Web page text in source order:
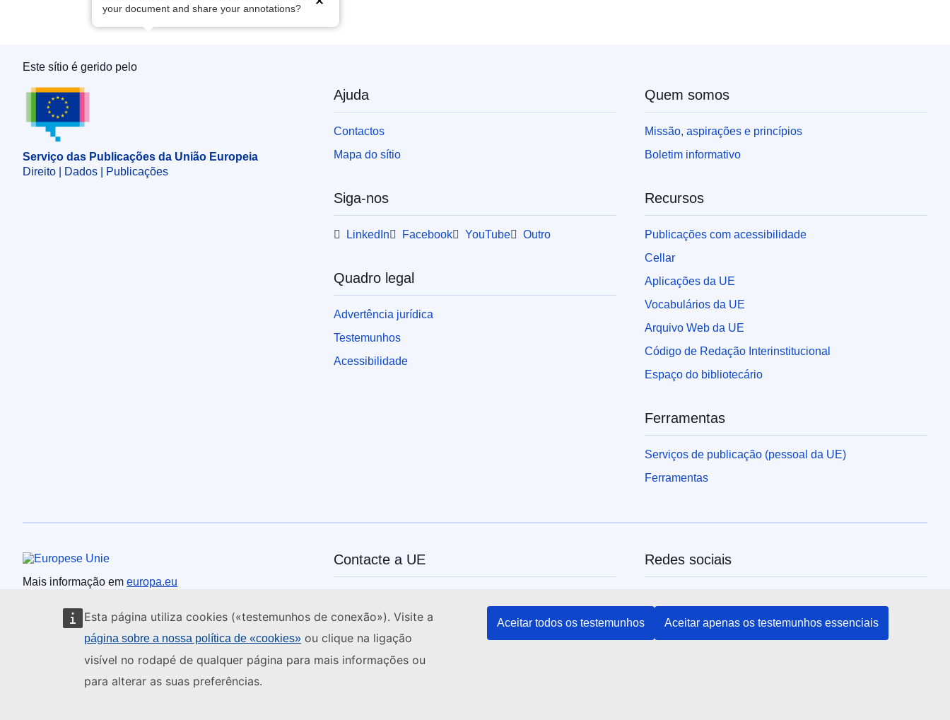
Esta página utiliza cookies («testemunhos de conexão»). Visite a
página sobre a nossa política de «cookies» ou clique na ligação
visível no rodapé de qualquer página para mais informações ou
para alterar as suas preferências.
Aceitar todos os testemunhos Aceitar apenas os testemunhos essenciais
your document and share your annotations?
Serviço das Publicações da União Europeia
Este sítio é gerido pelo
Serviço das Publicações da União Europeia
Direito | Dados | Publicações
Ajuda
Contactos
Mapa do sítio
Siga-nos
LinkedIn Facebook YouTube Outro
Quadro legal
Advertência jurídica
Testemunhos
Acessibilidade
Quem somos
Missão, aspirações e princípios
Boletim informativo
Recursos
Publicações com acessibilidade
Cellar
Aplicações da UE
Vocabulários da UE
Arquivo Web da UE
Código de Redação Interinstitucional
Espaço do bibliotecário
Ferramentas
Serviços de publicação (pessoal da UE)
Ferramentas
União Europeia
Mais informação em europa.eu
Contacte a UE
Veja outros contactos telefónicos
Chegue a nós pelo nosso formulário
Venha ter connosco a um centro da UE
Redes sociais
Instituições e organismos da UE